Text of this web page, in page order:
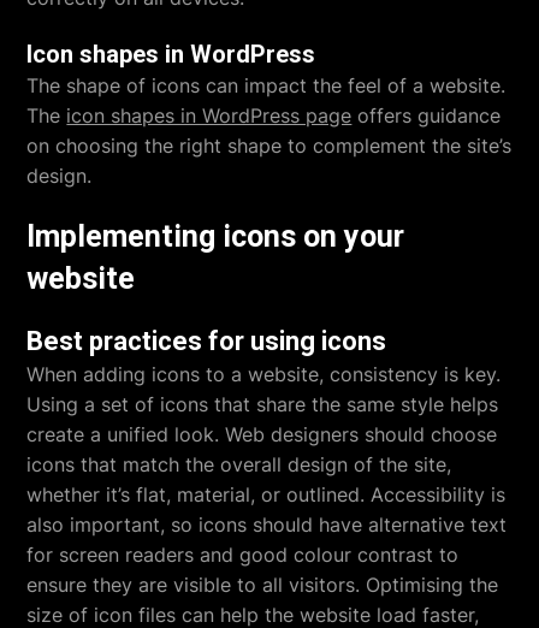
Icon shapes in WordPress
The shape of icons can impact the feel of a website.
The icon shapes in WordPress page offers guidance
on choosing the right shape to complement the site’s
design.
Implementing icons on your
website
Best practices for using icons
When adding icons to a website, consistency is key.
Using a set of icons that share the same style helps
create a unified look. Web designers should choose
icons that match the overall design of the site,
whether it’s flat, material, or outlined. Accessibility is
also important, so icons should have alternative text
for screen readers and good colour contrast to
ensure they are visible to all visitors. Optimising the
size of icon files can help the website load faster,